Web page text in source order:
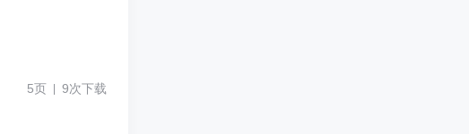
5页 9次下载